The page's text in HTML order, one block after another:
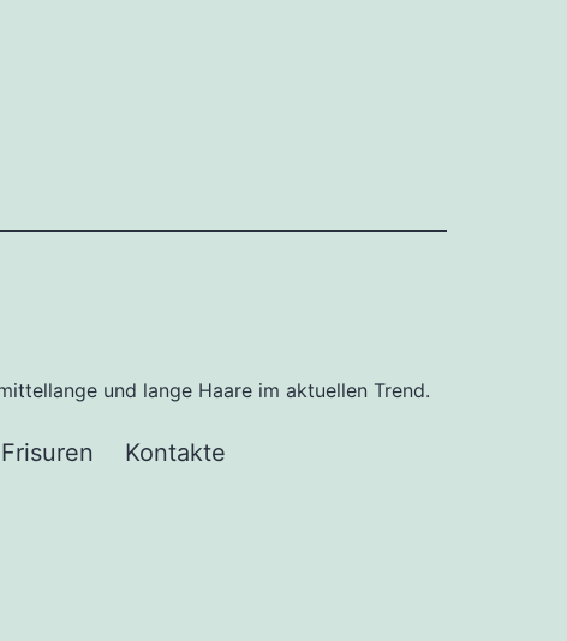
und lange Haare im aktuellen Trend.
Kontakte